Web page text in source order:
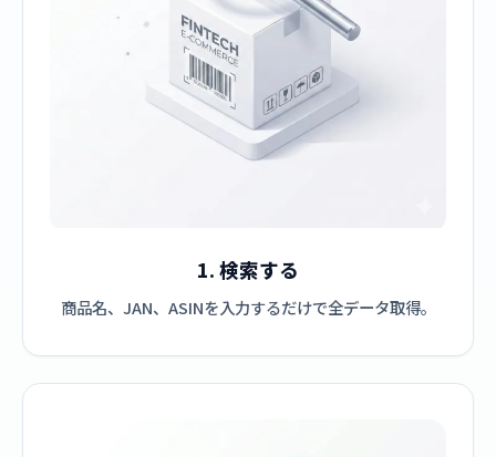
1. 検索する
商品名、JAN、ASINを入力するだけで全データ取得。